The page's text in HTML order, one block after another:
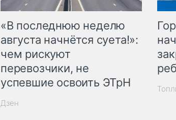
«В последнюю неделю
августа начнётся суета!»:
чем рискуют
перевозчики, не
успевшие освоить ЭТрН
Дзен